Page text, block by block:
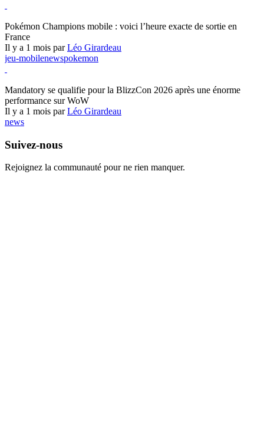
Pokémon Champions mobile : voici l’heure exacte de sortie en
France
Il y a 1 mois parLéo Girardeau
jeu-mobilenewspokemon
Mandatory se qualifie pour la BlizzCon 2026 après une énorme
performance sur WoW
Il y a 1 mois parLéo Girardeau
news
Suivez-nous
Rejoignez la communauté pour ne rien manquer.